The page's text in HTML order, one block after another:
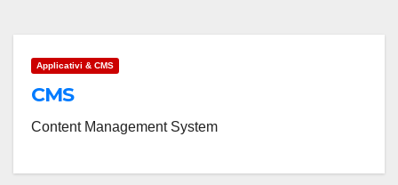
Applicativi & CMS
CMS
Content Management System